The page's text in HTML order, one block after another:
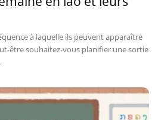
à laquelle ils peuvent apparaître
être souhaitez-vous planifier une sortie